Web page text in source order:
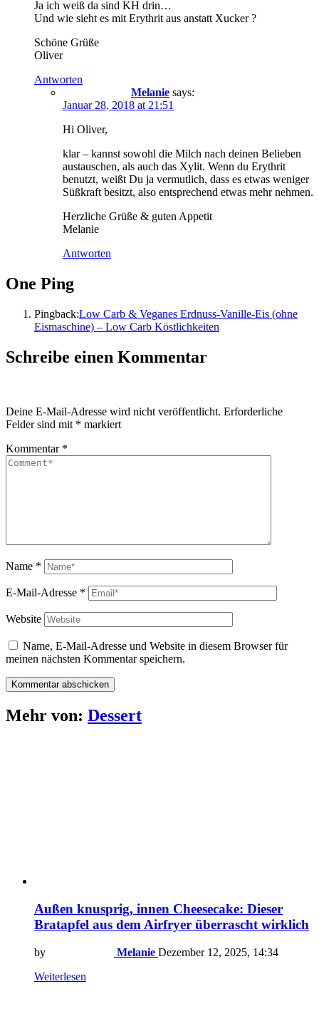
Ja ich weiß da sind KH drin…
Und wie sieht es mit Erythrit aus anstatt Xucker ?
Schöne Grüße
Oliver
Antworten
Melanie says:
Januar 28, 2018 at 21:51
Hi Oliver,
klar – kannst sowohl die Milch nach deinen Belieben
austauschen, als auch das Xylit. Wenn du Erythrit
benutzt, weißt Du ja vermutlich, dass es etwas weniger
Süßkraft besitzt, also entsprechend etwas mehr nehmen.
Herzliche Grüße & guten Appetit
Melanie
Antworten
One Ping
Pingback:Low Carb & Veganes Erdnuss-Vanille-Eis (ohne
Eismaschine) – Low Carb Köstlichkeiten
Schreibe einen Kommentar
Deine E-Mail-Adresse wird nicht veröffentlicht. Erforderliche
Felder sind mit * markiert
Kommentar *
Name *
E-Mail-Adresse *
Website
Name, E-Mail-Adresse und Website in diesem Browser für
meinen nächsten Kommentar speichern.
Mehr von: Dessert
Außen knusprig, innen Cheesecake: Dieser
Bratapfel aus dem Airfryer überrascht wirklich
by Melanie Dezember 12, 2025, 14:34
Weiterlesen